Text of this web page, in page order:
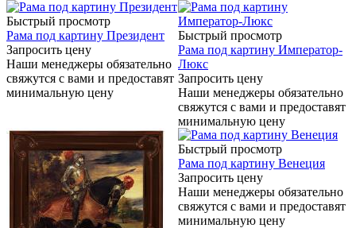
Быстрый просмотр
Рама под картину Президент
Запросить цену
Наши менеджеры обязательно
свяжутся с вами и предоставят
минимальную цену
Быстрый просмотр
Рама под картину Император-
Люкс
Запросить цену
Наши менеджеры обязательно
свяжутся с вами и предоставят
минимальную цену
Быстрый просмотр
Рама под картину Венеция
Запросить цену
Наши менеджеры обязательно
свяжутся с вами и предоставят
минимальную цену